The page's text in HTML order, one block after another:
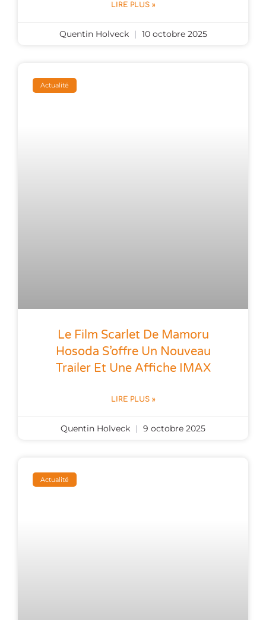
LIRE PLUS »
Quentin Holveck 10 octobre 2025
Actualité
Le Film Scarlet De Mamoru
Hosoda S’offre Un Nouveau
Trailer Et Une Affiche IMAX
LIRE PLUS »
Quentin Holveck 9 octobre 2025
Actualité